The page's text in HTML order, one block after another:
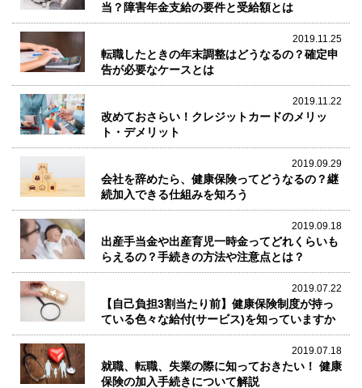
当？障害年金支給の要件と受給額とは
2019.11.25
転職したときの年末調整はどうなるの？確定申
告が必要なケースとは
2019.11.22
改めておさらい！クレジットカードのメリッ
ト・デメリット
2019.09.29
会社を辞めたら、健康保険ってどうなるの？継
続加入できる仕組みを知ろう
2019.09.18
出産手当金や出産育児一時金ってどれくらいも
らえるの？手続きの方法や注意点とは？
2019.07.22
【自己負担3割当たり前】健康保険制度が持っ
ている色々な給付(サービス)を知っていますか
2019.07.18
就職、転職、失業の際に知っておきたい！ 健康
保険の加入手続きについて解説